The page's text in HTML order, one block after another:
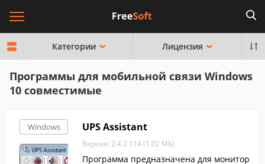
Категории Лицензия
Программы для мобильной связи Windows
10 совместимые
Windows UPS Assistant
Версия: 2.4.2.114 (1.02 МБ)
Программа предназначена для монитор